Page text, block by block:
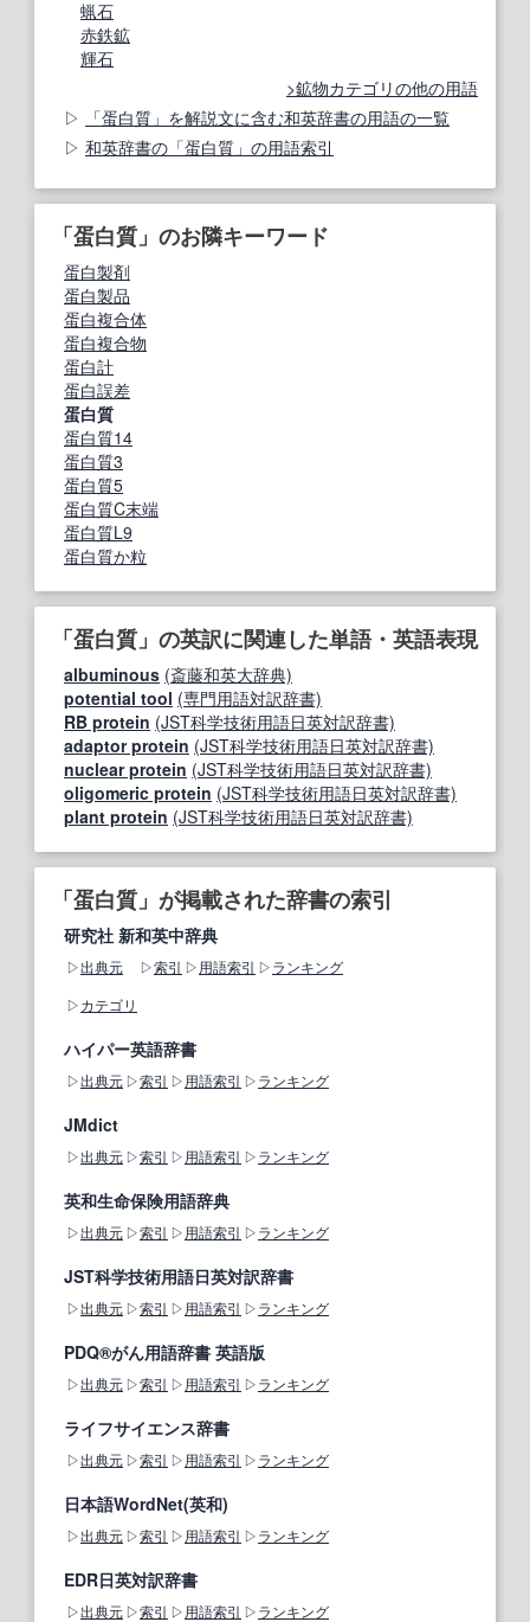
蝋石
赤鉄鉱
輝石
鉱物カテゴリの他の用語
「蛋白質」を解説文に含む和英辞書の用語の一覧
和英辞書の「蛋白質」の用語索引
「蛋白質」のお隣キーワード
蛋白製剤
蛋白製品
蛋白複合体
蛋白複合物
蛋白計
蛋白誤差
蛋白質
蛋白質14
蛋白質3
蛋白質5
蛋白質C末端
蛋白質L9
蛋白質か粒
「蛋白質」の英訳に関連した単語・英語表現
albuminous (斎藤和英大辞典)
potential tool (専門用語対訳辞書)
RB protein (JST科学技術用語日英対訳辞書)
adaptor protein (JST科学技術用語日英対訳辞書)
nuclear protein (JST科学技術用語日英対訳辞書)
oligomeric protein (JST科学技術用語日英対訳辞書)
plant protein (JST科学技術用語日英対訳辞書)
「蛋白質」が掲載された辞書の索引
研究社 新和英中辞典
出典元 索引 用語索引
ランキング
カテゴリ
ハイパー英語辞書
出典元 索引 用語索引 ランキング
JMdict
出典元 索引 用語索引 ランキング
英和生命保険用語辞典
出典元 索引 用語索引 ランキング
JST科学技術用語日英対訳辞書
出典元 索引 用語索引 ランキング
PDQ®がん用語辞書 英語版
出典元 索引 用語索引 ランキング
ライフサイエンス辞書
出典元 索引 用語索引 ランキング
日本語WordNet(英和)
出典元 索引 用語索引 ランキング
EDR日英対訳辞書
出典元 索引 用語索引 ランキング